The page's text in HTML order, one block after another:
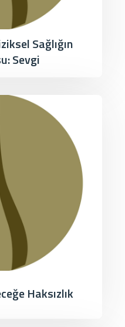
Sağlığın
Sevgi
Haksızlık